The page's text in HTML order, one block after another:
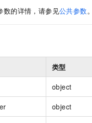
数的详情，请参见公共参数 。
类型
object
object